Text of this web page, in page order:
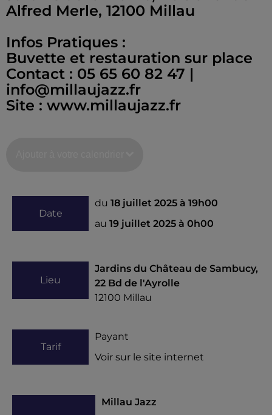
Alfred Merle, 12100 Millau
Infos Pratiques :
Buvette et restauration sur place
Contact : 05 65 60 82 47 |
info@millaujazz.fr
Site : www.millaujazz.fr
Date
du 18 juillet 2025 à 19h00
au 19 juillet 2025 à 0h00
Lieu
Jardins du Château de Sambucy,
22 Bd de l'Ayrolle
12100 Millau
Tarif
Payant
Voir sur le site internet
Millau Jazz